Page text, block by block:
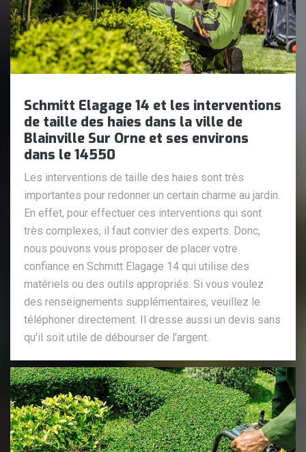
Schmitt Elagage 14 et les interventions
de taille des haies dans la ville de
Blainville Sur Orne et ses environs
dans le 14550
Les interventions de taille des haies sont très
importantes pour redonner un certain charme au jardin.
En effet, pour effectuer ces interventions qui sont
très complexes, il faut convier des experts. Donc,
nous pouvons vous proposer de placer votre
confiance en Schmitt Elagage 14 qui utilise des
matériels ou des outils appropriés. Si vous voulez
des renseignements supplémentaires, veuillez le
téléphoner directement. Il dresse aussi un devis sans
qu'il soit utile de débourser de l'argent.